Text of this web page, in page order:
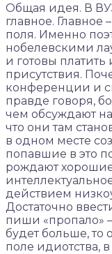
Общая идея. В
главное. Главное
поля. Именно
нобелевскими
и готовы
присутствия.
конференции и
правде говоря,
чем обсуждают
что они там
в одном месте
попавшие в это
рождают
действием
Достаточно
пиши «пропало»
будет больше, то
поле идиотства,